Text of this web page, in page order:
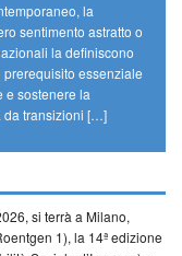
la
sentimento astratto o
la definiscono
essenziale
e sostenere la
da transizioni […]
si terrà a Milano,
1), la 14ª edizione